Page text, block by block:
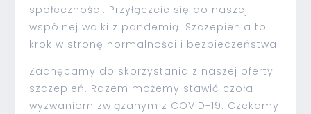
społeczności. Przyłączcie się do naszej
wspólnej walki z pandemią. Szczepienia to
krok w stronę normalności i bezpieczeństwa.
Zachęcamy do skorzystania z naszej oferty
szczepień. Razem możemy stawić czoła
wyzwaniom związanym z COVID-19. Czekamy